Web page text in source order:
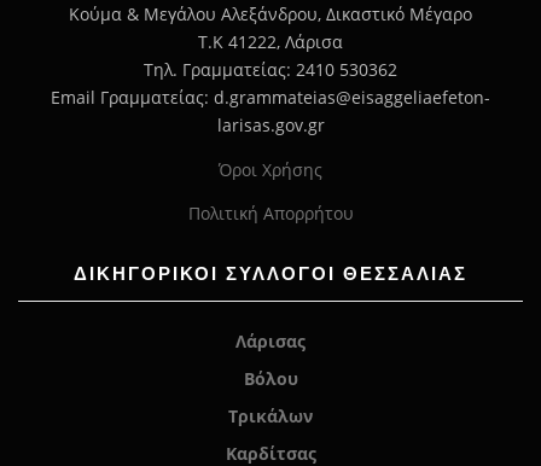
Κούμα & Μεγάλου Αλεξάνδρου, Δικαστικό Μέγαρο
Τ.Κ 41222, Λάρισα
Τηλ. Γραμματείας: 2410 530362
Email Γραμματείας: d.grammateias@eisaggeliaefeton-
larisas.gov.gr
Όροι Χρήσης
Πολιτική Απορρήτου
ΔΙΚΗΓΟΡΙΚΟΙ ΣΥΛΛΟΓΟΙ ΘΕΣΣΑΛΙΑΣ
Λάρισας
Βόλου
Τρικάλων
Καρδίτσας